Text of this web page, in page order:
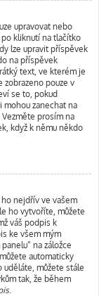
upravovat nebo
kliknutí na tlačítko
lze upravit příspěvek
na příspěvek
text, ve kterém je
zobrazeno pouze v
se to, pokud
zanechat na
prosím na
když k němu někdo
nejdřív ve vašem
ho vytvoříte, můžete
váš podpis k
ke všem mým
na záložce
automaticky
uděláte, můžete stále
tak, že během
.